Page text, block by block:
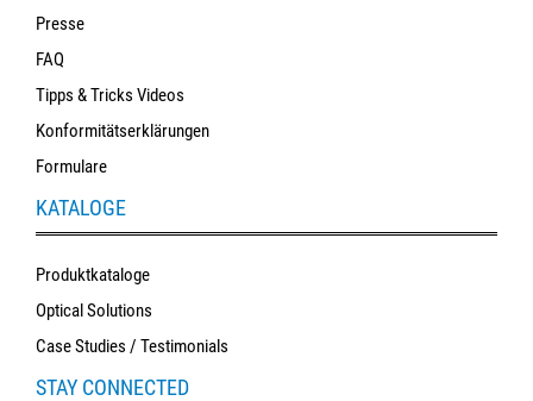
Presse
FAQ
Tipps & Tricks Videos
Konformitätserklärungen
Formulare
KATALOGE
Produktkataloge
Optical Solutions
Case Studies / Testimonials
STAY CONNECTED